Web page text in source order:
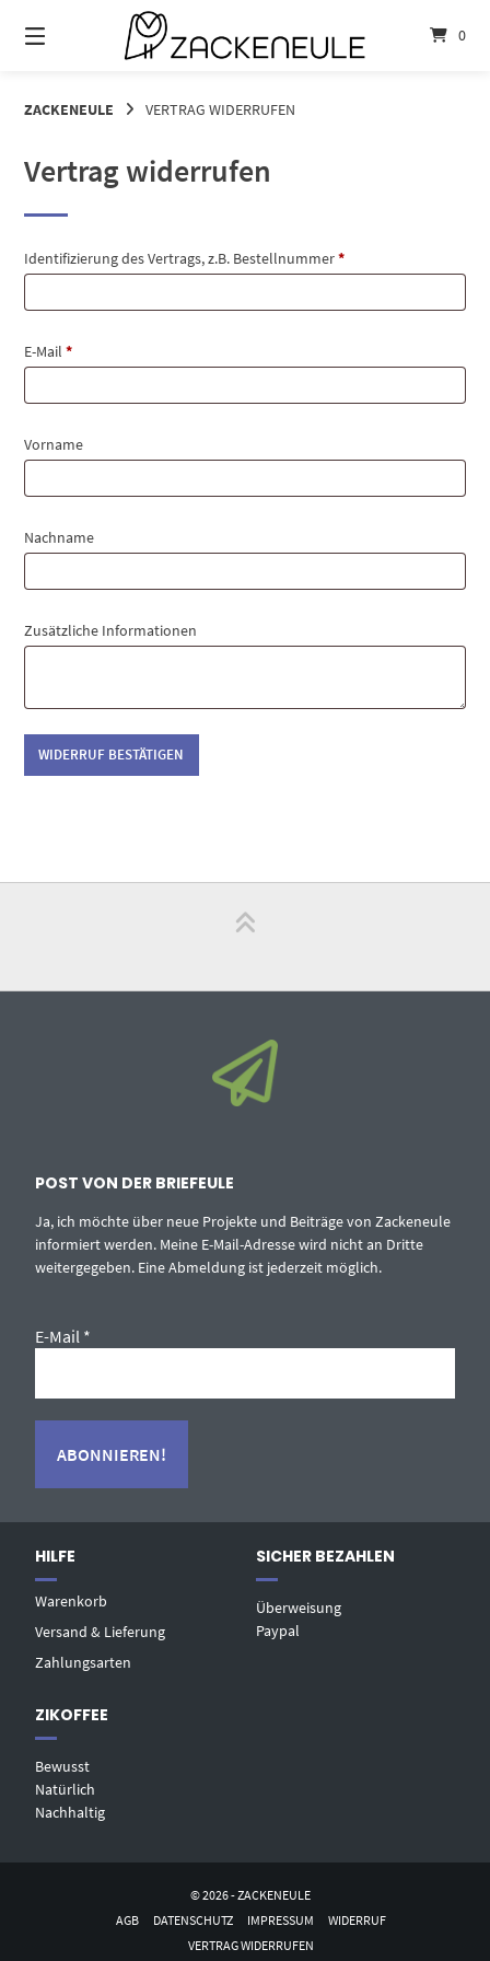
zum
0
ZACKENEULE VERTRAG WIDERRUFEN
Vertrag widerrufen
Identifizierung des Vertrags, z.B. Bestellnummer*
E-Mail*
E-
(wiederholen)*
Vorname
Nachname
Zusätzliche Informationen
WIDERRUF BESTÄTIGEN
POST VON DER BRIEFEULE
Ja, ich möchte über neue Projekte und Beiträge von Zackeneule
informiert werden. Meine E-Mail-Adresse wird nicht an Dritte
weitergegeben. Eine Abmeldung ist jederzeit möglich.
E-Mail *
HILFE
Warenkorb
Versand & Lieferung
Zahlungsarten
SICHER BEZAHLEN
Überweisung
Paypal
ZIKOFFEE
Bewusst
Natürlich
Nachhaltig
© 2026 - ZACKENEULE
AGB
DATENSCHUTZ IMPRESSUM
WIDERRUF
VERTRAG WIDERRUFEN